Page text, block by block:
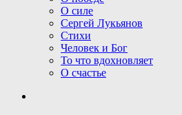
О силе
Сергей Лукьянов
Стихи
Человек и Бог
То что вдохновляет
О счастье